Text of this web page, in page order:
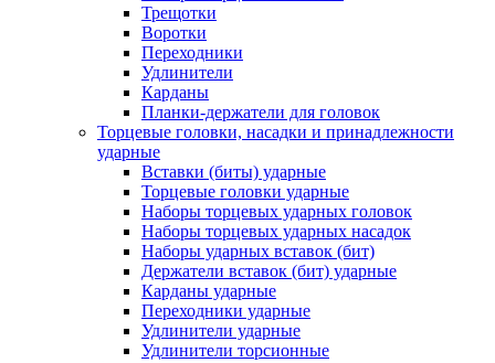
Трещотки
Воротки
Переходники
Удлинители
Карданы
Планки-держатели для головок
Торцевые головки, насадки и принадлежности
ударные
Вставки (биты) ударные
Торцевые головки ударные
Наборы торцевых ударных головок
Наборы торцевых ударных насадок
Наборы ударных вставок (бит)
Держатели вставок (бит) ударные
Карданы ударные
Переходники ударные
Удлинители ударные
Удлинители торсионные